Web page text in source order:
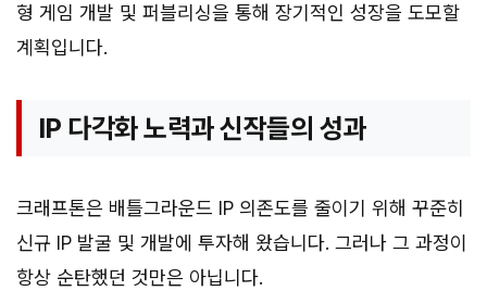
형 게임 개발 및 퍼블리싱을 통해 장기적인 성장을 도모할
계획입니다.
IP 다각화 노력과 신작들의 성과
크래프톤은 배틀그라운드 IP 의존도를 줄이기 위해 꾸준히
신규 IP 발굴 및 개발에 투자해 왔습니다. 그러나 그 과정이
항상 순탄했던 것만은 아닙니다.